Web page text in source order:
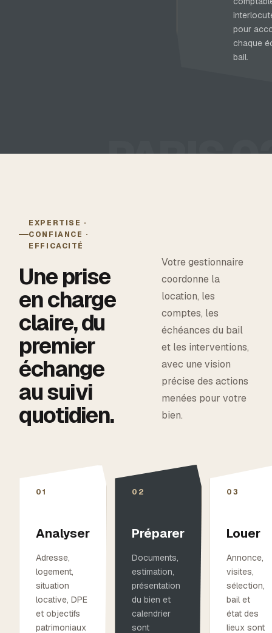
PARIS
pour
chaque
bail.
EXPERTISE ·
CONFIANCE ·
EFFICACITÉ
Une prise
en charge
claire, du
premier
échange
au suivi
quotidien.
Votre gestionnaire
coordonne la
location, les
comptes, les
échéances du bail
et les interventions,
avec une vision
précise des actions
menées pour votre
bien.
01
Analyser
Adresse,
logement,
situation
locative, DPE
et objectifs
patrimoniaux
02
Préparer
Documents,
estimation,
présentation
du bien et
calendrier
sont
03
Louer
Annonce,
visites,
sélection,
bail et
état des
lieux sont